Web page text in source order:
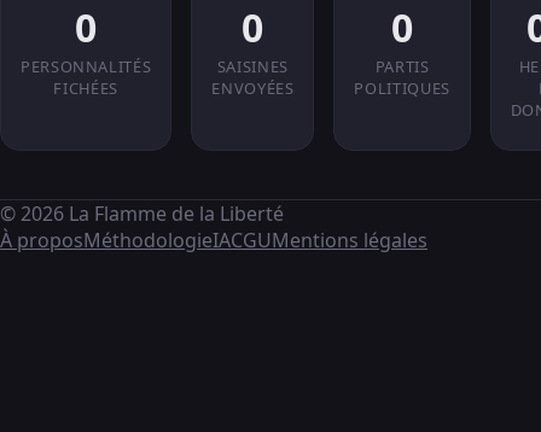
0
PERSONNALITÉS
FICHÉES
0
SAISINES
ENVOYÉES
0
PARTIS
POLITIQUES
© 2026 La Flamme de la Liberté
À proposMéthodologieIACGUMentions légales